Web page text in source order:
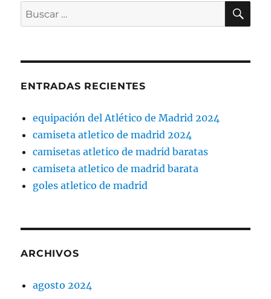
Buscar
por:
ENTRADAS RECIENTES
equipación del Atlético de Madrid 2024
camiseta atletico de madrid 2024
camisetas atletico de madrid baratas
camiseta atletico de madrid barata
goles atletico de madrid
ARCHIVOS
agosto 2024